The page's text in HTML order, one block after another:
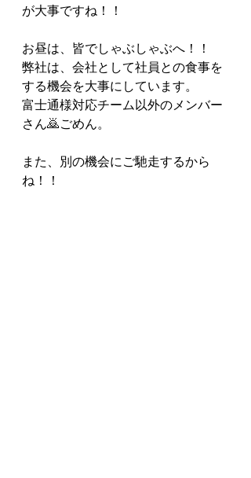
が大事ですね！！
お昼は、皆でしゃぶしゃぶへ！！
弊社は、会社として社員との食事を
する機会を大事にしています。
富士通様対応チーム以外のメンバー
さん🙇ごめん。
また、別の機会にご馳走するから
ね！！